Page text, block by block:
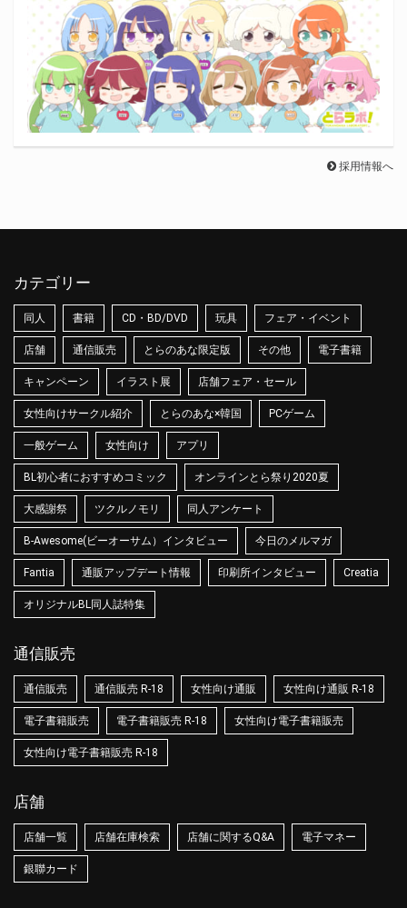
採用情報へ
カテゴリー
同人 書籍 CD・BD/DVD 玩具 フェア・イベント
店舗 通信販売 とらのあな限定版 その他 電子書籍
キャンペーン イラスト展 店舗フェア・セール
女性向けサークル紹介 とらのあな×韓国 PCゲーム
一般ゲーム 女性向け アプリ
BL初心者におすすめコミック オンラインとら祭り2020夏
大感謝祭 ツクルノモリ 同人アンケート
B-Awesome(ビーオーサム）インタビュー 今日のメルマガ
Fantia 通販アップデート情報 印刷所インタビュー Creatia
オリジナルBL同人誌特集
通信販売
通信販売 通信販売 R-18 女性向け通販 女性向け通販 R-18
電子書籍販売 電子書籍販売 R-18 女性向け電子書籍販売
女性向け電子書籍販売 R-18
店舗
店舗一覧 店舗在庫検索 店舗に関するQ&A 電子マネー
銀聯カード